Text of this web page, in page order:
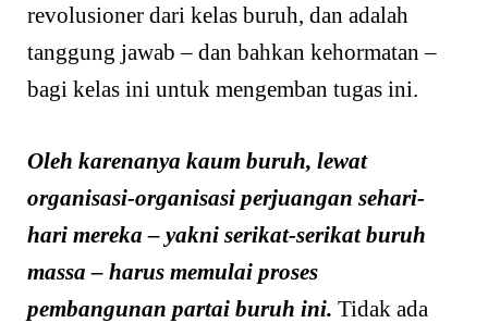
revolusioner dari kelas buruh, dan adalah
tanggung jawab – dan bahkan kehormatan –
bagi kelas ini untuk mengemban tugas ini.
Oleh karenanya kaum buruh, lewat
organisasi-organisasi perjuangan sehari-
hari mereka – yakni serikat-serikat buruh
massa – harus memulai proses
pembangunan partai buruh ini. Tidak ada